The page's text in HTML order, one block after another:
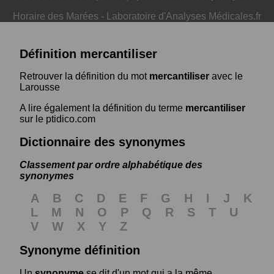
Horaire des Marées - Laboratoire d'Analyses Médicales.fr
Définition mercantiliser
Retrouver la définition du mot mercantiliser avec le
Larousse
A lire également la définition du terme mercantiliser
sur le ptidico.com
Dictionnaire des synonymes
Classement par ordre alphabétique des
synonymes
A B C D E F G H I J
K
L
M N O P Q R S T
U
V
W X Y
Z
Synonyme définition